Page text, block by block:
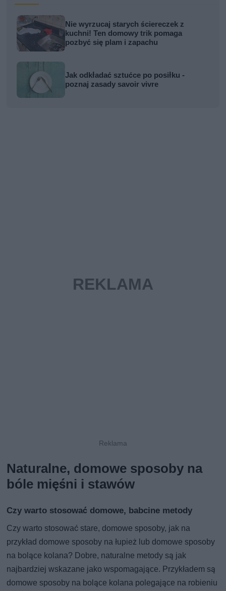
Nie wyrzucaj starych ściereczek z
kuchni! Ten domowy trik pomaga
pozbyć się plam i zapachu
Jak odkładać sztućce po posiłku -
poznaj zasady savoir vivre
Naturalne, domowe sposoby na
bóle mięśni i stawów
Czy warto stosować domowe, babcine metody
Czy warto stosować stare, domowe sposoby, jak na
przykład domowe sposoby na łupież lub domowe sposoby
na bolące kolana? Dobre, naturalne metody są jak
najbardziej wskazane jako wspomagające. Przykładem są
domowe sposoby na bolące kolana polegające na robieniu